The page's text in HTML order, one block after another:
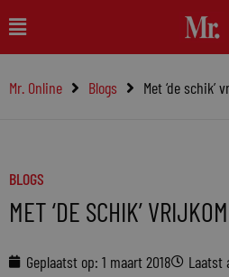
naar
inhoud
Main
Menu
Mr. Online Blogs Met ‘de schik’
BLOGS
MET ‘DE SCHIK’
Geplaatst op: 1 maart 2018 Laatst